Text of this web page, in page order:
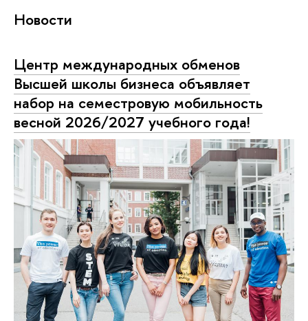
Новости
Центр международных обменов
Высшей школы бизнеса объявляет
набор на семестровую мобильность
весной 2026/2027 учебного года!